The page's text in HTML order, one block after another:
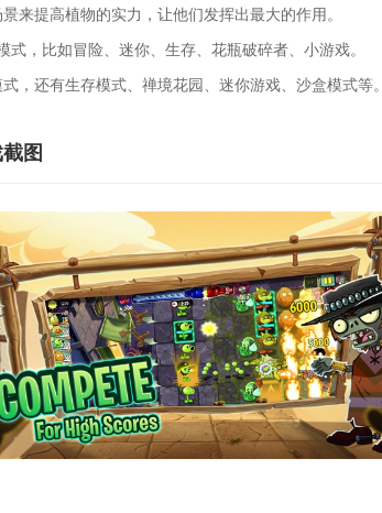
提高植物的实力，让他们发挥出最大的作用。
，比如冒险、迷你、生存、花瓶破碎者、小游戏。
还有生存模式、禅境花园、迷你游戏、沙盒模式等。
图